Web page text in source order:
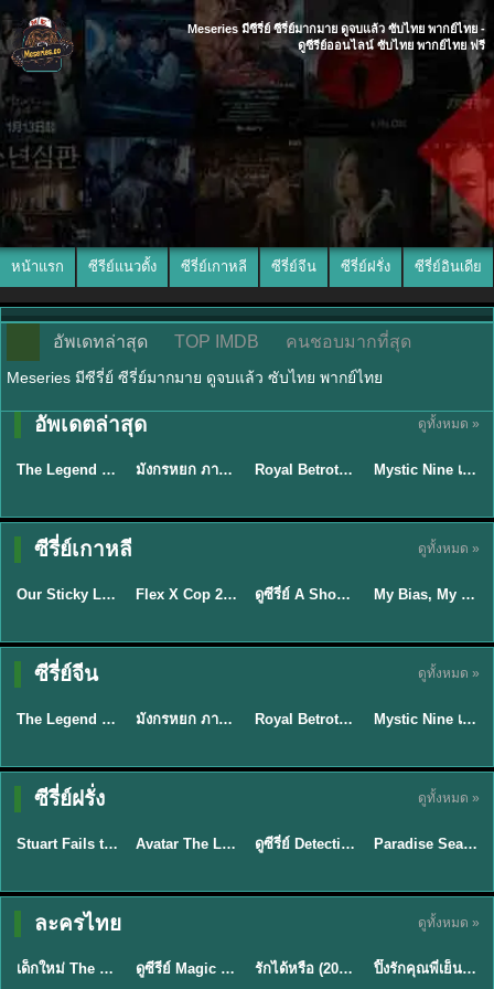
Meseries มีซีรี่ย์ ซีรี่ย์มากมาย ดูจบแล้ว ซับไทย พากย์ไทย -
ดูซีรีย์ออนไลน์ ซับไทย พากย์ไทย ฟรี
หน้าแรก ซีรีย์แนวตั้ง ซีรี่ย์เกาหลี ซีรี่ย์จีน ซีรี่ย์ฝรั่ง ซีรี่ย์อินเดีย
อัพเดทล่าสุด TOP IMDB คนชอบมากที่สุด
Meseries มีซีรี่ย์ ซีรี่ย์มากมาย ดูจบแล้ว ซับไทย พากย์ไทย
อัพเดตล่าสุด ดูทั้งหมด »
★8.5
พากย์ไทย
The Legend of ShenLi ปฐพีไร้พ่าย (2024) พากย์ไทย ซับไทย EP.1-39 ★8 มังกรหยก ภาคมารบูรพาและพิษประจิม Duel on Mount Hua พากย์ไทย ★9 Royal Betrothal (2026) สัญญาวิวาห์แห่งราชวงศ์ พากย์ไทย ซับไทย EP1-32 ★9
พากย์ไทย/ซับ
Mystic Nine เก้าสกุล (2026) พากย์ไทย ซับไทย EP.1-30
ซีรี่ย์เกาหลี ดูทั้งหมด »
★6
ซับไทย
Our Sticky Love รักติดหนึบ (2026) พากย์ไทย ซับไทย EP.1-12 ★8 Flex X Cop 2 คุณชายสายสืบ ซีซั่น 2 (2026) พากย์ไทย ซับไทย EP.1-14 ★8 EP.16ดูซีรี่ย์ A Shop for Killers 2 ร้านลับนักฆ่า ซีซัน 2 (2026) ซับไทย-พากย์ไทย
ซับไทย
My Bias, My Boss เมื่อเมนฉันเป็นประธานบริษัท (2026) พากย์ไทย ซับไทย EP.1-12
ซีรี่ย์จีน ดูทั้งหมด »
★8.5
พากย์ไทย
The Legend of ShenLi ปฐพีไร้พ่าย (2024) พากย์ไทย ซับไทย EP.1-39 ★8 มังกรหยก ภาคมารบูรพาและพิษประจิม Duel on Mount Hua พากย์ไทย ★9 Royal Betrothal (2026) สัญญาวิวาห์แห่งราชวงศ์ พากย์ไทย ซับไทย EP1-32 ★9
พากย์ไทย/ซับ
Mystic Nine เก้าสกุล (2026) พากย์ไทย ซับไทย EP.1-30
ซีรี่ย์ฝรั่ง ดูทั้งหมด »
★9.3
พากย์ไทย
Stuart Fails to Save the Universe สจ๊วตล่มแผนกู้จักรวาล (2026) พากย์ไทย ซับไทย EP.1-10 ★7.8 EP.7Avatar The Last Airbender 2 เณรน้อยเจ้าอภินิหาร พากย์ไทย EP.9ดูซีรี่ย์ Detective Hole (2026) พากย์ไทย HD ฟรี อัปเดตล่าสุด Netflix EP.8
พากย์ไทย
Paradise Season 2 (2026) พากย์ไทย EP1-8 ดูซีรี่ย์ฝรั่ง HD ครบทุกตอน
ละครไทย ดูทั้งหมด »
★ 8 EP.6
พากย์ไทย
เด็กใหม่ The Reset 2026 EP1-6 พากย์ไทย ดูซีรี่ย์ Netflix ล่าสุด HD ดูซีรีย์ Magic Move (2026) ทำนายทายรัก Thai EP.1-10 HD รักได้หรือ (2026) YOUNG Let's Begin Again พากย์ไทย EP.1-19 ★8
พากย์ไทย
ปิ๊งรักคุณพี่เย็นชา (2026) Frozen Valentine EP.1-10 (จบ)